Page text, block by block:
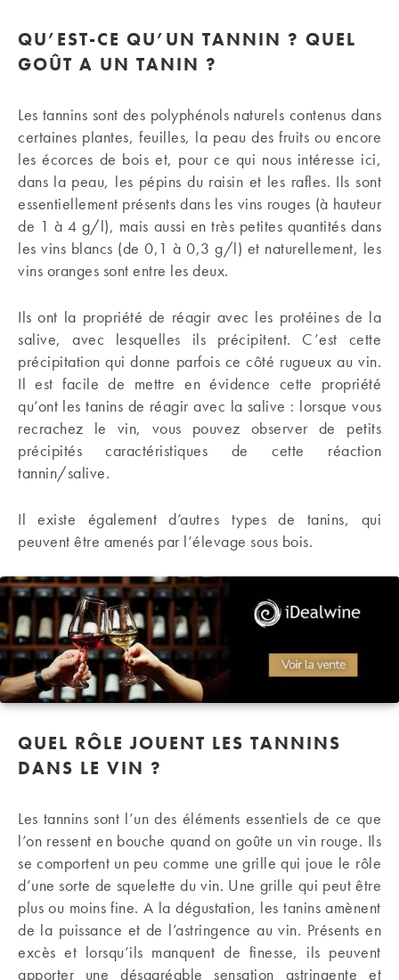
QU’EST-CE QU’UN TANNIN ? QUEL
GOÛT A UN TANIN ?
Les tannins sont des polyphénols naturels contenus dans
certaines plantes, feuilles, la peau des fruits ou encore
les écorces de bois et, pour ce qui nous intéresse ici,
dans la peau, les pépins du raisin et les rafles. Ils sont
essentiellement présents dans les vins rouges (à hauteur
de 1 à 4 g/l), mais aussi en très petites quantités dans
les vins blancs (de 0,1 à 0,3 g/l) et naturellement, les
vins oranges sont entre les deux.
Ils ont la propriété de réagir avec les protéines de la
salive, avec lesquelles ils précipitent. C’est cette
précipitation qui donne parfois ce côté rugueux au vin.
Il est facile de mettre en évidence cette propriété
qu’ont les tanins de réagir avec la salive : lorsque vous
recrachez le vin, vous pouvez observer de petits
précipités caractéristiques de cette réaction
tannin/salive.
Il existe également d’autres types de tanins, qui
peuvent être amenés par l’élevage sous bois.
QUEL RÔLE JOUENT LES TANNINS
DANS LE VIN ?
Les tannins sont l’un des éléments essentiels de ce que
l’on ressent en bouche quand on goûte un vin rouge. Ils
se comportent un peu comme une grille qui joue le rôle
d’une sorte de squelette du vin. Une grille qui peut être
plus ou moins fine. A la dégustation, les tanins amènent
de la puissance et de l’astringence au vin. Présents en
excès et lorsqu’ils manquent de finesse, ils peuvent
apporter une désagréable sensation astringente et